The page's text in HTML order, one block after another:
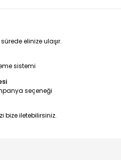
elinize ulaşır.
sistemi
seçeneği
bize iletebilirsiniz.